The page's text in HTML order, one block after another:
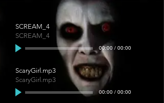
SCREAM_4
SCREAM_4
00:00/ 00:00
ScaryGirl.mp3
ScaryGirl.mp3
00:00/ 00:00